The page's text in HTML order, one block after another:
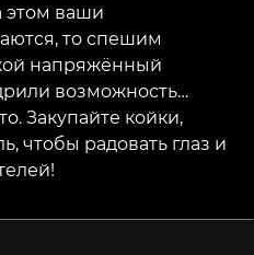
этом ваши
то спешим
напряжённый
возможность…
Закупайте койки,
чтобы радовать глаз и